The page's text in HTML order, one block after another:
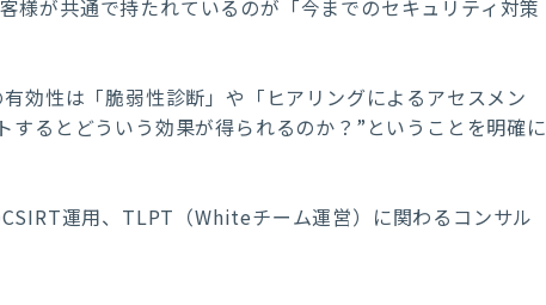
様が共通で持たれているのが「今までのセキュリティ対策
効性は「脆弱性診断」や「ヒアリングによるアセスメン
るとどういう効果が得られるのか？”ということを明確に
運用、TLPT（Whiteチーム運営）に関わるコンサル